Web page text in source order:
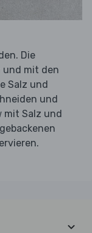
Die
und mit den
Salz und
und
mit Salz und